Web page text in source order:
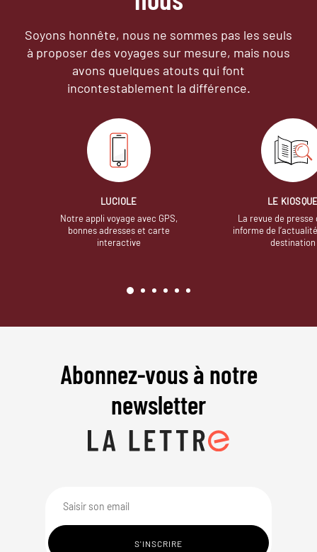
Soyons honnête, nous ne sommes pas les seuls
à proposer des voyages sur mesure, mais nous
avons quelques atouts qui font
incontestablement la différence.
LUCIOLE
Notre appli voyage avec GPS,
bonnes adresses et carte
interactive
LE
La revue de presse
informe de
destination
Abonnez-vous à notre
newsletter